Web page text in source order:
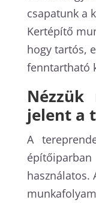
csapatunk a
Kertépítő
hogy tartós,
fenntartható
jelent a
A
használatos.